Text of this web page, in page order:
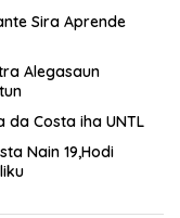
Sira Aprende
Alegasaun
da Costa iha UNTL
Nain 19,Hodi